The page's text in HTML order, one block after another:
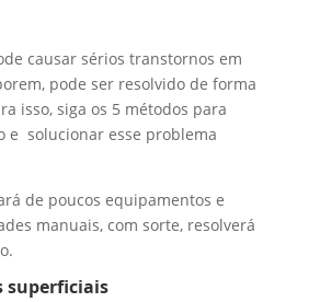
causar sérios transtornos em
pode ser resolvido de forma
isso, siga os 5 métodos para
e solucionar esse problema
de poucos equipamentos e
manuais, com sorte, resolverá
superficiais